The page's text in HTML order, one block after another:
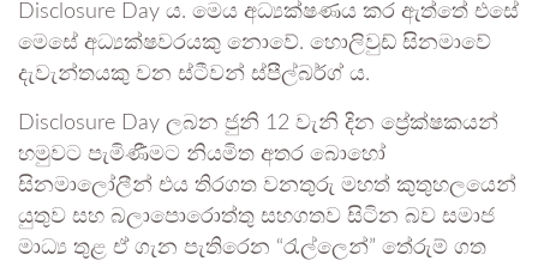
Disclosure Day ය. මෙය අධ්‍යක්ෂණය කර ඇත්තේ එසේ
මෙසේ අධ්‍යක්ෂවරයකු නොවේ. හොලිවුඩ් සිනමාවේ
දැවැන්තයකු වන ස්ටීවන් ස්පීල්බර්ග් ය.
Disclosure Day ලබන ජුනි 12 වැනි දින ප්‍රේක්ෂකයන්
හමුවට පැමිණීමට නියමිත අතර බොහෝ
සිනමාලෝලීන් එය තිරගත වනතුරු මහත් කුතුහලයෙන්
යුතුව සහ බලාපොරොත්තු සහගතව සිටින බව සමාජ
මාධ්‍ය තුළ ඒ ගැන පැතිරෙන “රැල්ලෙන්” තේරුම් ගත